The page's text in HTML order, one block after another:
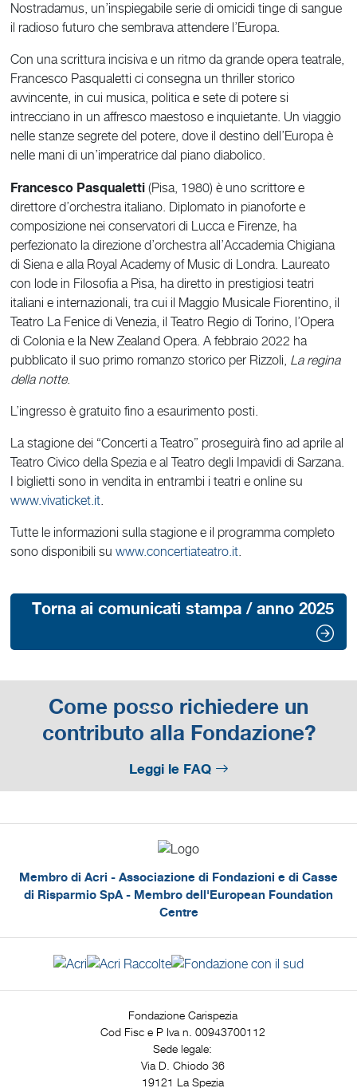
Nostradamus, un’inspiegabile serie di omicidi tinge di sangue
il radioso futuro che sembrava attendere l’Europa.
Con una scrittura incisiva e un ritmo da grande opera teatrale,
Francesco Pasqualetti ci consegna un thriller storico
avvincente, in cui musica, politica e sete di potere si
intrecciano in un affresco maestoso e inquietante. Un viaggio
nelle stanze segrete del potere, dove il destino dell’Europa è
nelle mani di un’imperatrice dal piano diabolico.
Francesco Pasqualetti (Pisa, 1980) è uno scrittore e
direttore d’orchestra italiano. Diplomato in pianoforte e
composizione nei conservatori di Lucca e Firenze, ha
perfezionato la direzione d’orchestra all’Accademia Chigiana
di Siena e alla Royal Academy of Music di Londra. Laureato
con lode in Filosofia a Pisa, ha diretto in prestigiosi teatri
italiani e internazionali, tra cui il Maggio Musicale Fiorentino, il
Teatro La Fenice di Venezia, il Teatro Regio di Torino, l’Opera
di Colonia e la New Zealand Opera. A febbraio 2022 ha
pubblicato il suo primo romanzo storico per Rizzoli, La regina
della notte.
L’ingresso è gratuito fino a esaurimento posti.
La stagione dei “Concerti a Teatro” proseguirà fino ad aprile al
Teatro Civico della Spezia e al Teatro degli Impavidi di Sarzana.
I biglietti sono in vendita in entrambi i teatri e online su
www.vivaticket.it.
Tutte le informazioni sulla stagione e il programma completo
sono disponibili suwww.concertiateatro.it.
Torna ai comunicati stampa / anno 2025
Come posso richiedere un
contributo alla Fondazione?
Leggi le FAQ
Membro di Acri - Associazione di Fondazioni e di Casse
di Risparmio SpA - Membro dell'European Foundation
Centre
Fondazione Carispezia
Cod Fisc e P Iva n. 00943700112
Sede legale:
Via D. Chiodo 36
19121 La Spezia